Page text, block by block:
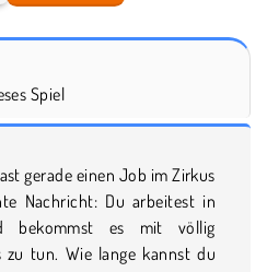
Spiel
gerade einen Job im Zirkus
Nachricht: Du arbeitest in
bekommst es mit völlig
zu tun. Wie lange kannst du